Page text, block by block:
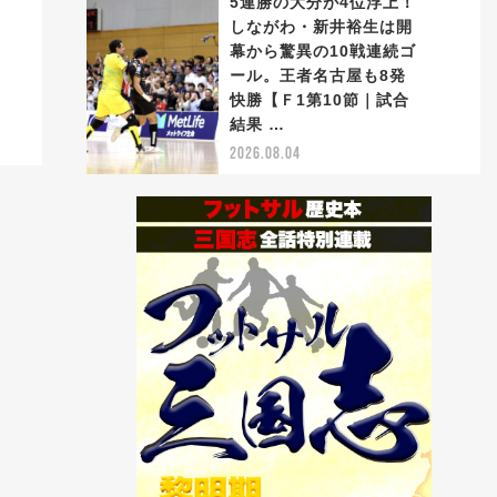
しながわ・新井裕生は開
幕から驚異の10戦連続ゴ
ール。王者名古屋も8発
快勝【Ｆ1第10節｜試合
結果 …
2026.08.04